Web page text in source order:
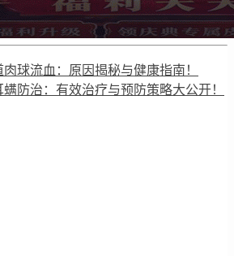
肉球流血：原因揭秘与健康指南！
螨防治：有效治疗与预防策略大公开！